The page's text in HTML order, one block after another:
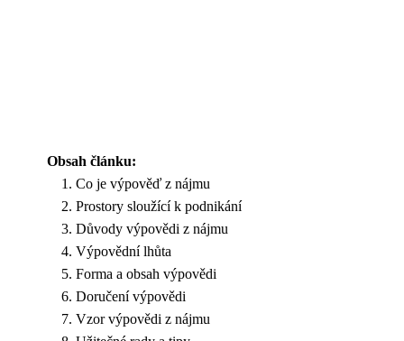
Obsah článku:
Co je výpověď z nájmu
Prostory sloužící k podnikání
Důvody výpovědi z nájmu
Výpovědní lhůta
Forma a obsah výpovědi
Doručení výpovědi
Vzor výpovědi z nájmu